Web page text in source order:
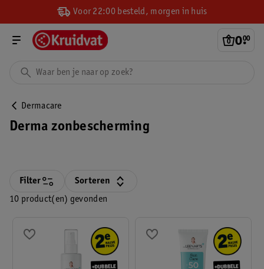
Voor 22:00 besteld, morgen in huis
0.
00
Dermacare
Derma zonbescherming
10 product(en) gevonden
Filter Sorteren